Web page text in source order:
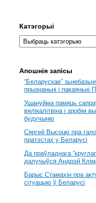
Катэгорыі
Апошнія запісы
“Беларускае”
прызнаньні і пакаяньні
Ушануйма памяць
вялікалітвіна і зробім
будучыню
Сяргей Высоцкі пра
пратэстах у Беларусі
Да праўладнага
далучыўся Андрэй
Барыс Стамахін пра
сітуацыю ў Беларусі